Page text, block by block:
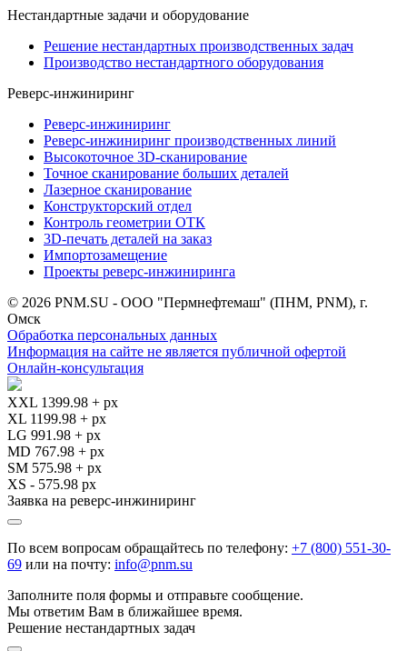
Нестандартные задачи и оборудование
Решение нестандартных производственных задач
Производство нестандартного оборудования
Реверс-инжиниринг
Реверс-инжиниринг
Реверс-инжиниринг производственных линий
Высокоточное 3D-сканирование
Точное сканирование больших деталей
Лазерное сканирование
Конструкторский отдел
Контроль геометрии ОТК
3D-печать деталей на заказ
Импортозамещение
Проекты реверс-инжиниринга
© 2026 PNM.SU - ООО "Пермнефтемаш" (ПНМ, PNM), г.
Омск
Обработка персональных данных
Информация на сайте не является публичной офертой
Онлайн-консультация
XXL 1399.98 + px
XL 1199.98 + px
LG 991.98 + px
MD 767.98 + px
SM 575.98 + px
XS - 575.98 px
Заявка на реверс-инжиниринг
По всем вопросам обращайтесь по телефону: +7 (800) 551-30-
69 или на почту: info@pnm.su
Заполните поля формы и отправьте сообщение.
Мы ответим Вам в ближайшее время.
Решение нестандартных задач